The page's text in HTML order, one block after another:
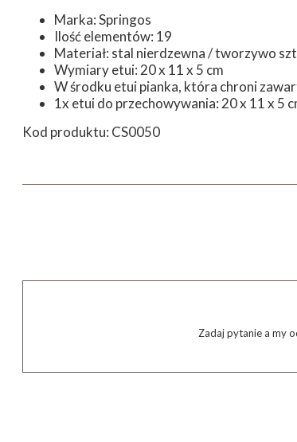
Marka: Springos
Ilość elementów: 19
Materiał: stal nierdzewna / tworzywo
Wymiary etui: 20 x 11 x 5 cm
W środku etui pianka, która chroni
1x etui do przechowywania: 20 x 11 x 5
Kod produktu: CS0050
Zadaj pytanie a my